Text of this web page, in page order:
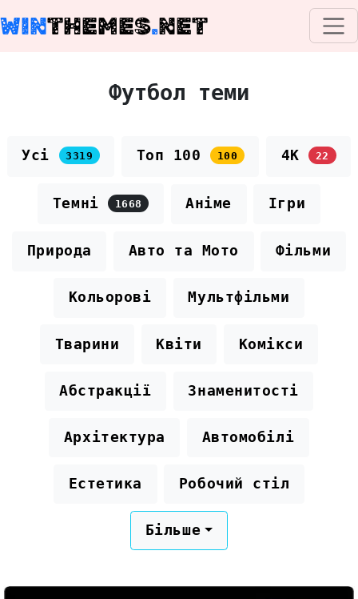
WINTHEMES.NET
Футбол теми
Усі 3319 Топ 100 100 4K 22
Темні 1668 Аніме Ігри
Природа Авто та Мото Фільми
Кольорові Мультфільми
Тварини Квіти Комікси
Абстракції Знаменитості
Архітектура Автомобілі
Естетика Робочий стіл
Більше